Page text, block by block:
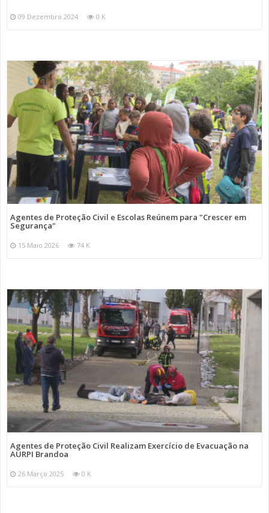
09 Dezembro 2024 0 K
Agentes de Proteção Civil e Escolas Reúnem para "Crescer em
Segurança"
15 Maio 2026 74 K
Agentes de Proteção Civil Realizam Exercício de Evacuação na
AURPI Brandoa
26 Março 2025 0 K